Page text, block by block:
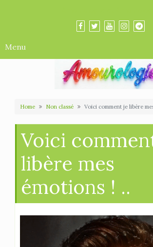
Menu
Home Non classé Voici comment je libère
Voici
libère mes
émotions ! ..